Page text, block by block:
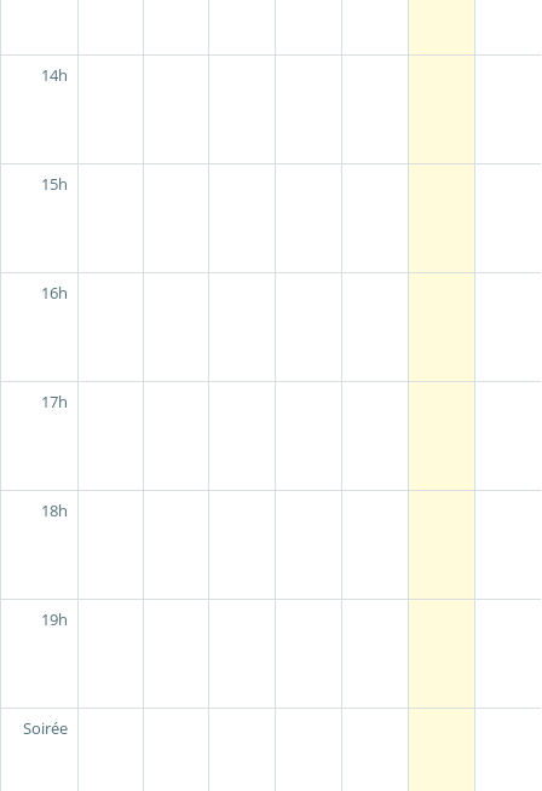
14h
15h
16h
17h
18h
19h
Soirée